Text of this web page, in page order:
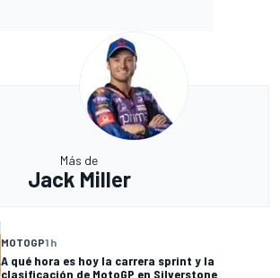
Más de
Jack Miller
MOTOGP1 h
A qué hora es hoy la carrera sprint y la
clasificación de MotoGP en Silverstone